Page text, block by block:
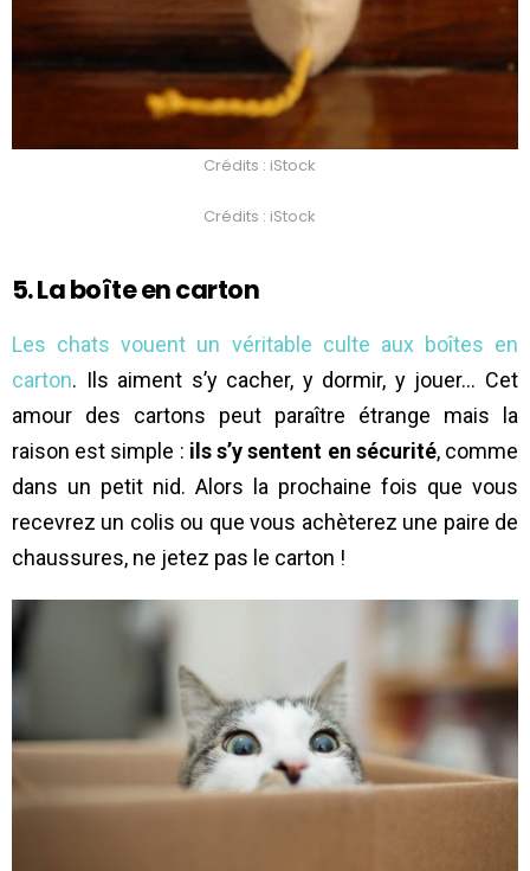
Crédits : iStock
Crédits : iStock
5. La boîte en carton
Les chats vouent un véritable culte aux boîtes en
carton. Ils aiment s’y cacher, y dormir, y jouer… Cet
amour des cartons peut paraître étrange mais la
raison est simple : ils s’y sentent en sécurité, comme
dans un petit nid. Alors la prochaine fois que vous
recevrez un colis ou que vous achèterez une paire de
chaussures, ne jetez pas le carton !